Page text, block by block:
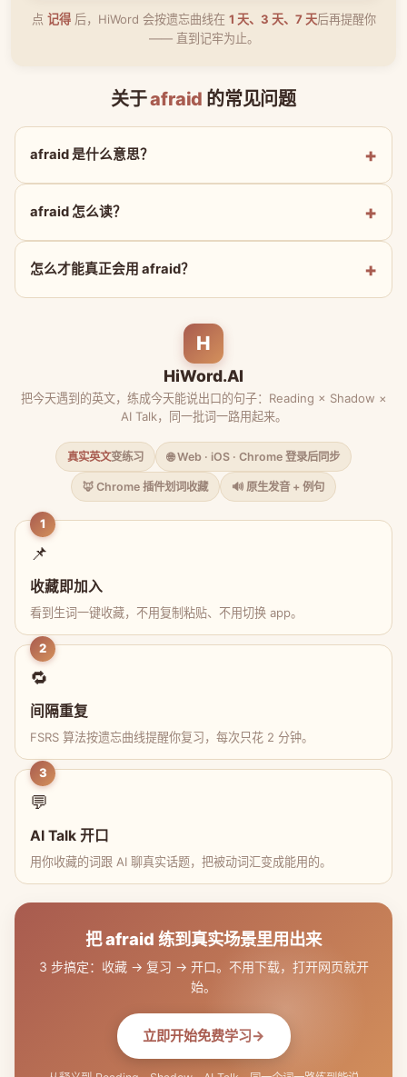
点 记得后，HiWord 会按遗忘曲线在 1 天、3 天、7 天后再提醒你
—— 直到记牢为止。
关于afraid 的常见问题
afraid 是什么意思？
afraid 怎么读？
怎么才能真正会用 afraid？
H
HiWord.AI
把今天遇到的英文，练成今天能说出口的句子：Reading × Shadow ×
AI Talk，同一批词一路用起来。
真实英文变练习 🌐 Web · iOS · Chrome 登录后同步
🦊 Chrome 插件划词收藏 🔊 原生发音 + 例句
1
📌
收藏即加入
看到生词一键收藏，不用复制粘贴、不用切换 app。
2
🔁
间隔重复
FSRS 算法按遗忘曲线提醒你复习，每次只花 2 分钟。
3
💬
AI Talk 开口
用你收藏的词跟 AI 聊真实话题，把被动词汇变成能用的。
把 afraid 练到真实场景里用出来
3 步搞定：收藏 → 复习 → 开口。不用下载，打开网页就开
始。
立即开始免费学习